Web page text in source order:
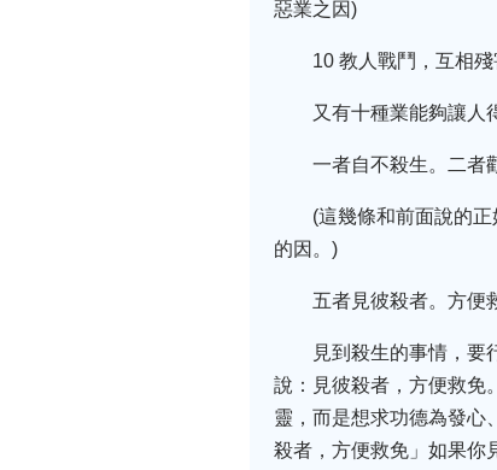
惡業之因)
10 教人戰鬥，互相
又有十種業能夠讓人
一者自不殺生。二者
(這幾條和前面說的
的因。)
五者見彼殺者。方便
見到殺生的事情，要
說：見彼殺者，方便救免
靈，而是想求功德為發心
殺者，方便救免」如果你